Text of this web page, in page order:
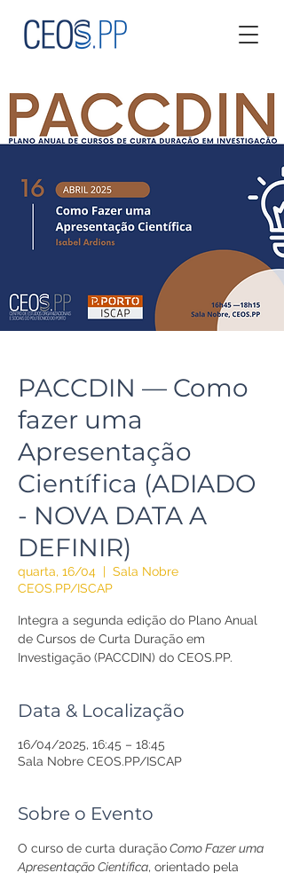
PACCDIN — Como
fazer uma
Apresentação
Científica (ADIADO
- NOVA DATA A
DEFINIR)
quarta, 16/04
  |
Sala Nobre
CEOS.PP/ISCAP
Integra a segunda edição do Plano Anual
de Cursos de Curta Duração em
Investigação (PACCDIN) do CEOS.PP.
Data & Localização
16/04/2025, 16:45 – 18:45
Sala Nobre CEOS.PP/ISCAP
Sobre o Evento
O curso de curta duração Como Fazer uma
Apresentação Científica, orientado pela